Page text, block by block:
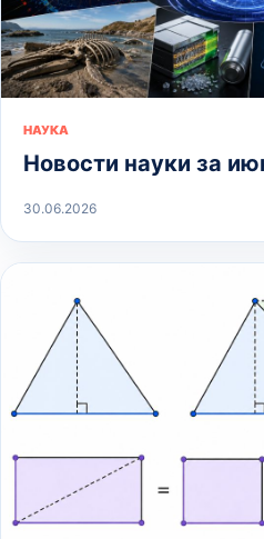
НАУКА
Новости науки за
30.06.2026